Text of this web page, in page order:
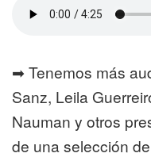
➡ Tenemos más
Sanz, Leila
Nauman y otros
de una selección